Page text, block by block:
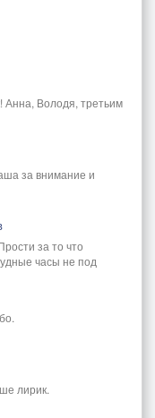
Володя, третьим
за внимание и
за то что
часы не под
лирик.